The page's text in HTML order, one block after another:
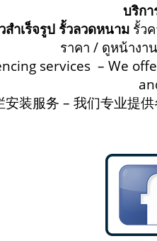
บริกา
ำเร็จรูป รั้วลวดหนาม รั้ว
ราคา / ดูหน้างา
services – We
装服务 – 我们专业提